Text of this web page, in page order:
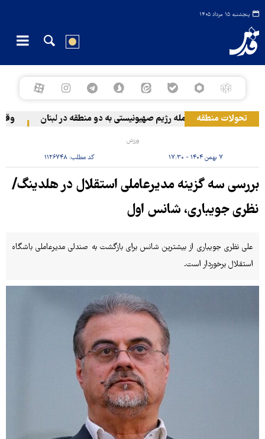
پنجشنبه ۱۵ مرداد ۱۴۰۵
تحولات منطقهحمله رژیم صهیونیستی به دو منطقه در لبنان
ورزش
۷ بهمن ۱۴۰۴ - ۱۷:۳۰ کد مطلب:۱۱۲۶۷۴۸
بررسی سه گزینه مدیرعاملی استقلال در هلدینگ/
نظری جویباری، شانس اول
علی نظری جویباری از بیشترین شانس برای بازگشت به صندلی مدیرعاملی باشگاه
استقلال برخوردار است.